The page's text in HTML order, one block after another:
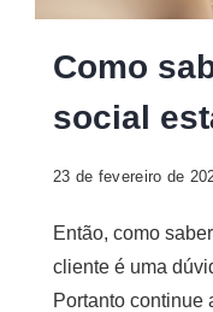
Digital
saber
em
rede
Como
social
23 de fevereiro de
Então, como
cliente é uma
Portanto continue